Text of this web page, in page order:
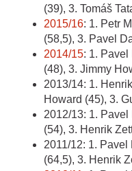
(39), 3. Tomáš
2015/16: 1. Petr
(58,5), 3. Pavel
2014/15: 1. Pavel
(48), 3. Jimmy
2013/14: 1.
Howard (45), 3.
2012/13: 1.
(54), 3. Henrik
2011/12: 1.
(64,5), 3. Henrik